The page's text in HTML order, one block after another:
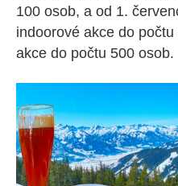
100 osob, a od 1.
indoorové akce do
akce do počtu 500 osob.